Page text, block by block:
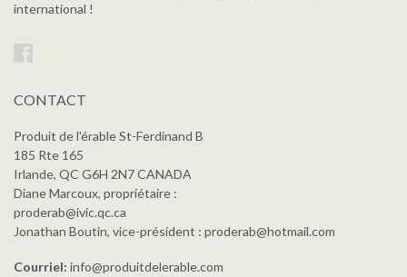
international !
CONTACT
Produit de l'érable St-Ferdinand B
185 Rte 165
Irlande, QC G6H 2N7 CANADA
Diane Marcoux, propriétaire :
proderab@ivic.qc.ca
Jonathan Boutin, vice-président : proderab@hotmail.com
Courriel: info@produitdelerable.com